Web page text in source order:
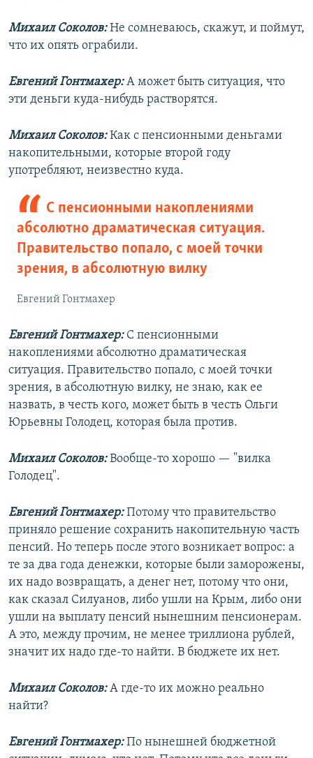
Михаил Соколов:Не сомневаюсь, скажут, и поймут,
что их опять ограбили.
Евгений Гонтмахер:А может быть ситуация, что
эти деньги куда-нибудь растворятся.
Михаил Соколов:Как с пенсионными деньгами
накопительными, которые второй году
употребляют, неизвестно куда.
С пенсионными накоплениями
абсолютно драматическая ситуация.
Правительство попало, с моей точки
зрения, в абсолютную вилку
Евгений Гонтмахер
Евгений Гонтмахер: С пенсионными
накоплениями абсолютно драматическая
ситуация. Правительство попало, с моей точки
зрения, в абсолютную вилку, не знаю, как ее
назвать, в честь кого, может быть в честь Ольги
Юрьевны Голодец, которая была против.
Михаил Соколов:Вообще-то хорошо — "вилка
Голодец".
Евгений Гонтмахер:Потому что правительство
приняло решение сохранить накопительную часть
пенсий. Но теперь после этого возникает вопрос: а
те за два года денежки, которые были заморожены,
их надо возвращать, а денег нет, потому что они,
как сказал Силуанов, либо ушли на Крым, либо они
ушли на выплату пенсий нынешним пенсионерам.
А это, между прочим, не менее триллиона рублей,
значит их надо где-то найти. В бюджете их нет.
Михаил Соколов:А где-то их можно реально
найти?
Евгений Гонтмахер:По нынешней бюджетной